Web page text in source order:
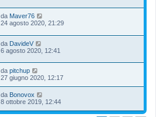
da Maver76
24 agosto 2020, 21:29
da DavideV
6 agosto 2020, 12:41
da pitchup
27 giugno 2020, 12:17
da Bonovox
8 ottobre 2019, 12:44